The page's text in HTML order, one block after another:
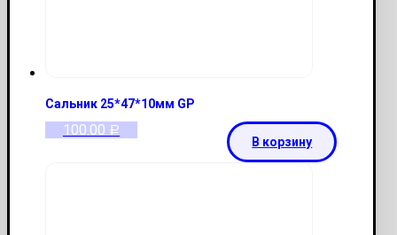
Сальник 25*47*10мм GP
100.00 Р
В корзину